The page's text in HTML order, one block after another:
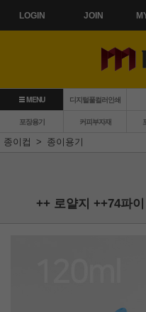
LOGIN JOIN
MENU 디지털풀컬러인쇄
포장용기 커피부자재
종이컵
종이용기
++ 로얄지 ++74파